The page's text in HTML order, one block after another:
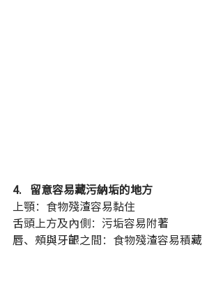
4.   留意容易藏污納垢的地方
上顎：食物殘渣容易黏住
舌頭上方及內側：污垢容易附著
唇、頰與牙齦之間：食物殘渣容易積藏